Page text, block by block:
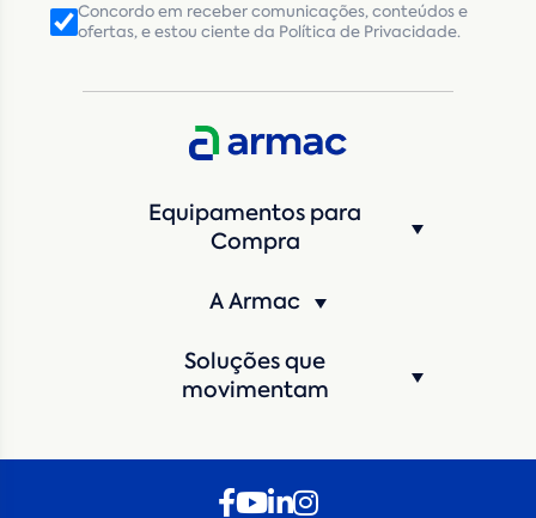
Concordo em receber comunicações, conteúdos e
ofertas, e estou ciente da Política de Privacidade.
Equipamentos para
Compra
A Armac
Soluções que
movimentam
CNPJ Inscrição Estadual(Produtor Rural)
CNPJ da empresa/ CPF - Produtor rural*
Máquina de interesse*
Qual o período de locação? *